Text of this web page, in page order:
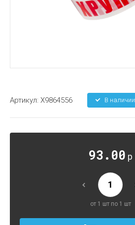
Артикул: X9864556 В наличии
93.00 р
от 1 шт по 1 шт